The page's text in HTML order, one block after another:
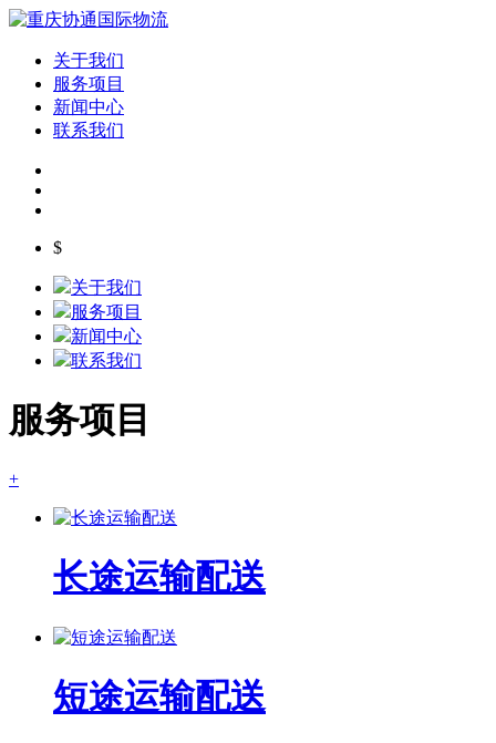
关于我们
服务项目
新闻中心
联系我们
$
关于我们
服务项目
新闻中心
联系我们
服务项目
+
长途运输配送
短途运输配送